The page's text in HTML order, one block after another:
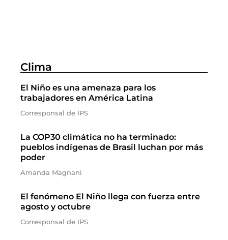
Clima
El Niño es una amenaza para los
trabajadores en América Latina
Corresponsal de IPS
La COP30 climática no ha terminado:
pueblos indígenas de Brasil luchan por más
poder
Amanda Magnani
El fenómeno El Niño llega con fuerza entre
agosto y octubre
Corresponsal de IPS